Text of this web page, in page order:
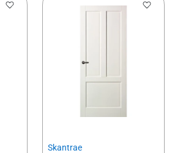
Skantrae